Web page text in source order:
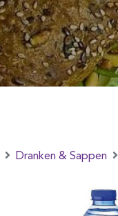
Dranken & Sappen